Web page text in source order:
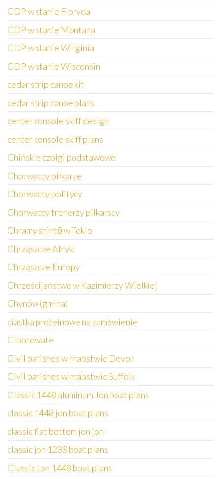
CDP w stanie Floryda
CDP w stanie Montana
CDP w stanie Wirginia
CDP w stanie Wisconsin
cedar strip canoe kit
cedar strip canoe plans
center console skiff design
center console skiff plans
Chińskie czołgi podstawowe
Chorwaccy piłkarze
Chorwaccy politycy
Chorwaccy trenerzy piłkarscy
Chramy shintō w Tokio
Chrząszcze Afryki
Chrząszcze Europy
Chrześcijaństwo w Kazimierzy Wielkiej
Chynów (gmina)
ciastka proteinowe na zamówienie
Ciborowate
Civil parishes w hrabstwie Devon
Civil parishes w hrabstwie Suffolk
Classic 1448 aluminum Jon boat plans
classic 1448 jon boat plans
classic flat bottom jon jon
classic jon 1238 boat plans
Classic Jon 1448 boat plans